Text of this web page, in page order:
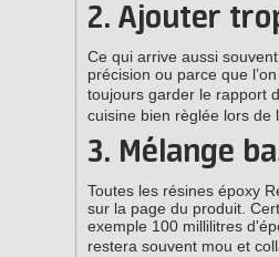
2. Ajouter
Ce qui arrive aussi
précision ou parce que
toujours garder le rapport
cuisine bien règlée lors de
3. Mélange
Toutes les résines époxy
sur la page du produit.
exemple 100 millilitres
restera souvent mou et